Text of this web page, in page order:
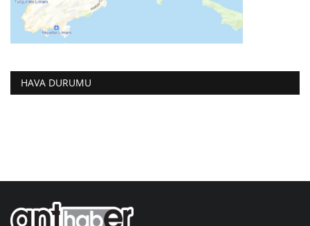
HAVA DURUMU